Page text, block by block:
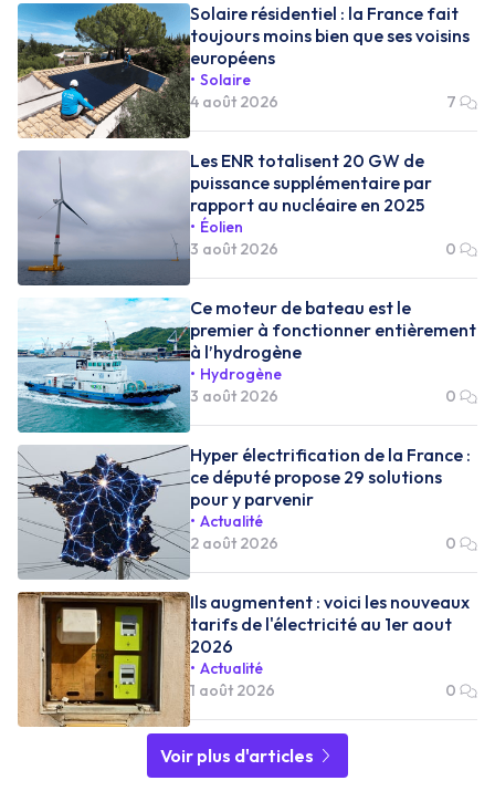
Solaire résidentiel : la France fait
toujours moins bien que ses voisins
européens
Solaire
4 août 2026
7
Les ENR totalisent 20 GW de
puissance supplémentaire par
rapport au nucléaire en 2025
Éolien
3 août 2026
0
Ce moteur de bateau est le
premier à fonctionner entièrement
à l’hydrogène
Hydrogène
3 août 2026
0
Hyper électrification de la France :
ce député propose 29 solutions
pour y parvenir
Actualité
2 août 2026
0
Ils augmentent : voici les nouveaux
tarifs de l'électricité au 1er aout
2026
Actualité
1 août 2026
0
Voir plus d'articles